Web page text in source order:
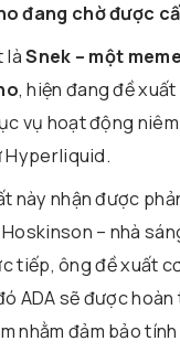
đang chờ được
làSnek – một
, hiện đang đề
vụ hoạt động
Hyperliquid.
này nhận được
– nhà
tiếp, ông đề xuất
ADA sẽ được
nhằm đảm bảo